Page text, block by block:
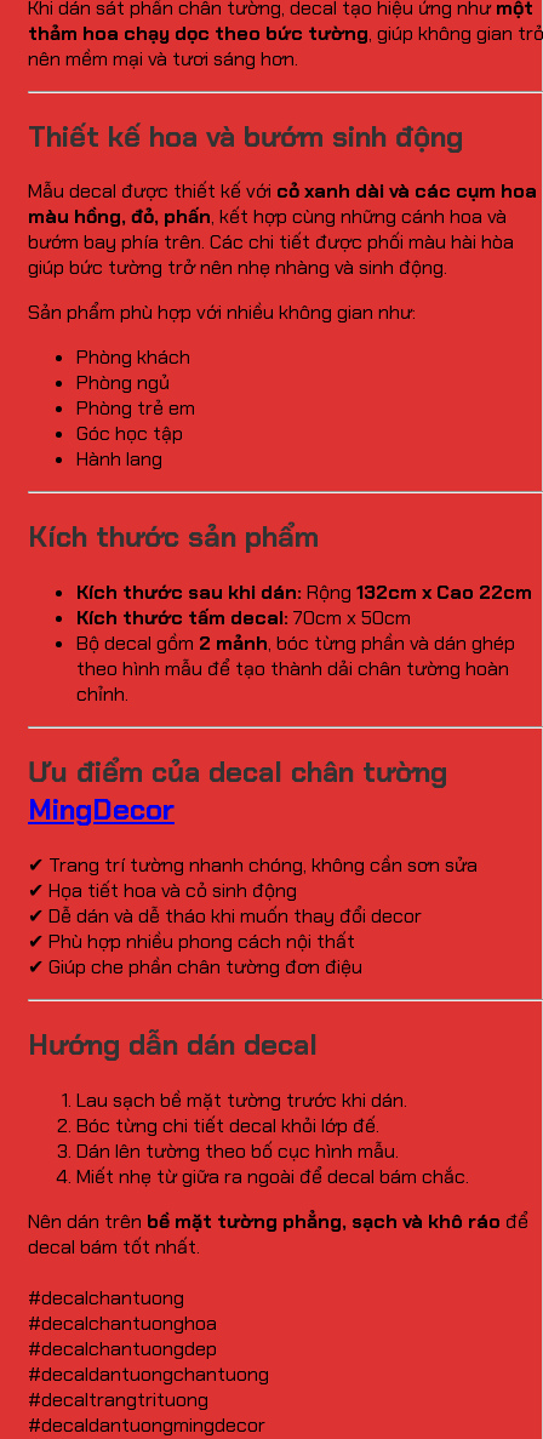
Khi dán sát phần chân tường, decal tạo hiệu ứng nhưmột
thảm hoa chạy dọc theo bức tường, giúp không gian
nên mềm mại và tươi sáng hơn.
Thiết kế hoa và bướm sinh động
Mẫu decal được thiết kế với cỏ xanh dài và các cụm hoa
màu hồng, đỏ, phấn, kết hợp cùng những cánh hoa và
bướm bay phía trên. Các chi tiết được phối màu hài hòa
giúp bức tường trở nên nhẹ nhàng và sinh động.
Sản phẩm phù hợp với nhiều không gian như:
Phòng khách
Phòng ngủ
Phòng trẻ em
Góc học tập
Hành lang
Kích thước sản phẩm
Kích thước sau khi dán: Rộng 132cm x Cao 22cm
Kích thước tấm decal: 70cm x 50cm
Bộ decal gồm 2 mảnh, bóc từng phần và dán ghép
theo hình mẫu để tạo thành dải chân tường hoàn
chỉnh.
Ưu điểm của decal chân tường
MingDecor
✔ Trang trí tường nhanh chóng, không cần sơn sửa
✔ Họa tiết hoa và cỏ sinh động
✔ Dễ dán và dễ tháo khi muốn thay đổi decor
✔ Phù hợp nhiều phong cách nội thất
✔ Giúp che phần chân tường đơn điệu
Hướng dẫn dán decal
Lau sạch bề mặt tường trước khi dán.
Bóc từng chi tiết decal khỏi lớp đế.
Dán lên tường theo bố cục hình mẫu.
Miết nhẹ từ giữa ra ngoài để decal bám chắc.
Nên dán trên bề mặt tường phẳng, sạch và khô ráo để
decal bám tốt nhất.
#decalchantuong
#decalchantuonghoa
#decalchantuongdep
#decaldantuongchantuong
#decaltrangtrituong
#decaldantuongmingdecor